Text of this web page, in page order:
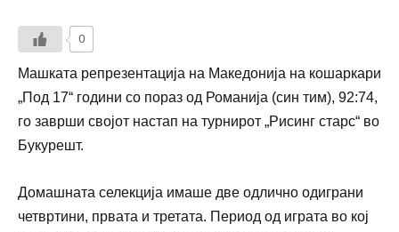
0
Машката репрезентација на Македонија на кошаркари
„Под 17“ години со пораз од Романија (син тим), 92:74,
го заврши својот настап на турнирот „Рисинг старс“ во
Букурешт.
Домашната селекција имаше две одлично одиграни
четвртини, првата и третата. Период од играта во кој